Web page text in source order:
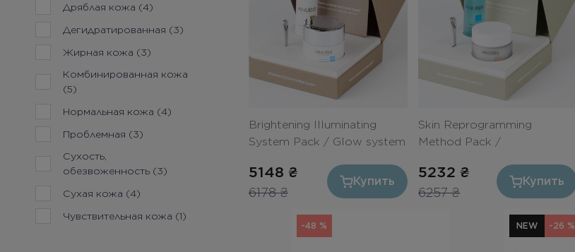
Дряблая кожа (4)
Дегидратированная (3)
Жирная кожа (3)
Комбинированная кожа
(5)
Нормальная кожа (4)
Проблемная (3)
Сухость,
обезвоженность (3)
Сухая кожа (4)
Чувствительная кожа (1)
Brightening Illuminating
System Pack / Glow system
6178₴
5148 ₴
Купить
Skin Reprogramming
Method Pack /
6257₴
5232 ₴
Купить
-48 % -26 %
NEW